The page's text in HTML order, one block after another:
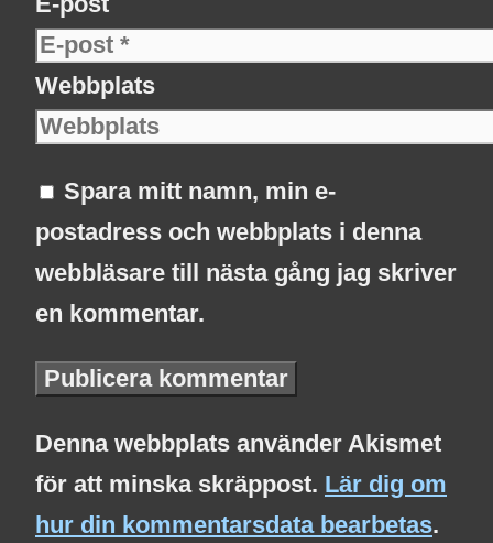
Webbplats
Spara mitt namn, min e-
postadress och webbplats i denna
webbläsare till nästa gång jag skriver
en kommentar.
Denna webbplats använder Akismet
för att minska skräppost. Lär dig om
hur din kommentarsdata bearbetas.